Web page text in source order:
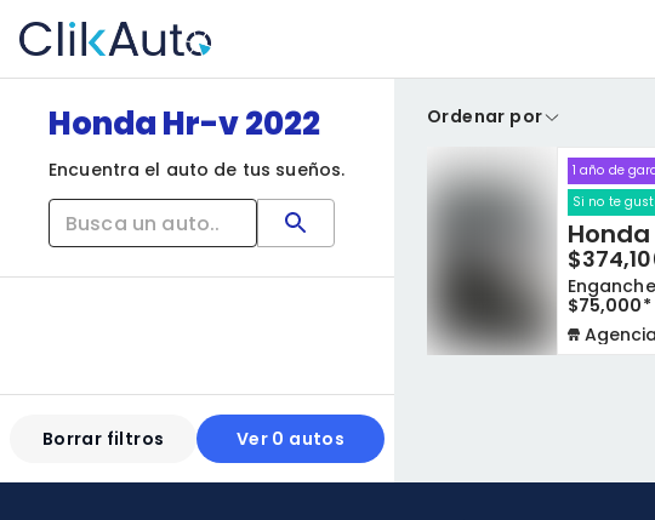
Honda Hr-v 2022
Encuentra el auto de tus sueños.
Borrar filtros Ver 0 autos
Ordenar por
1 año de
Si no te
$75,000*
Agencia